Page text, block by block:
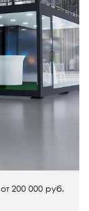
от 200 000 руб.